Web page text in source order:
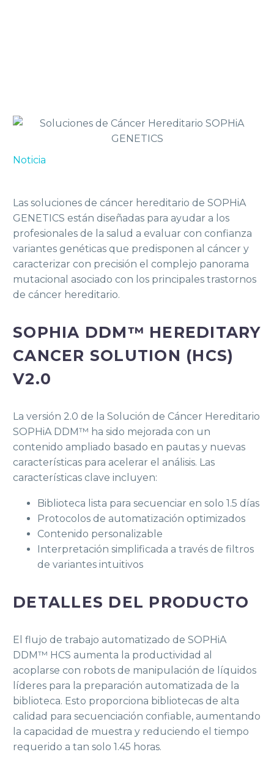
Noticia
Las soluciones de cáncer hereditario de SOPHiA
GENETICS están diseñadas para ayudar a los
profesionales de la salud a evaluar con confianza
variantes genéticas que predisponen al cáncer y
caracterizar con precisión el complejo panorama
mutacional asociado con los principales trastornos
de cáncer hereditario.
SOPHIA DDM™ HEREDITARY
CANCER SOLUTION (HCS)
V2.0
La versión 2.0 de la Solución de Cáncer Hereditario
SOPHiA DDM™ ha sido mejorada con un
contenido ampliado basado en pautas y nuevas
características para acelerar el análisis. Las
características clave incluyen:
Biblioteca lista para secuenciar en solo 1.5 días
Protocolos de automatización optimizados
Contenido personalizable
Interpretación simplificada a través de filtros
de variantes intuitivos
DETALLES DEL PRODUCTO
El flujo de trabajo automatizado de SOPHiA
DDM™ HCS aumenta la productividad al
acoplarse con robots de manipulación de líquidos
líderes para la preparación automatizada de la
biblioteca. Esto proporciona bibliotecas de alta
calidad para secuenciación confiable, aumentando
la capacidad de muestra y reduciendo el tiempo
requerido a tan solo 1.45 horas.